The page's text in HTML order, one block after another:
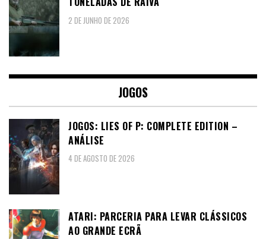
2 DE JUNHO DE 2026
JOGOS
JOGOS: LIES OF P: COMPLETE EDITION –
ANÁLISE
4 DE AGOSTO DE 2026
ATARI: PARCERIA PARA LEVAR CLÁSSICOS
AO GRANDE ECRÃ